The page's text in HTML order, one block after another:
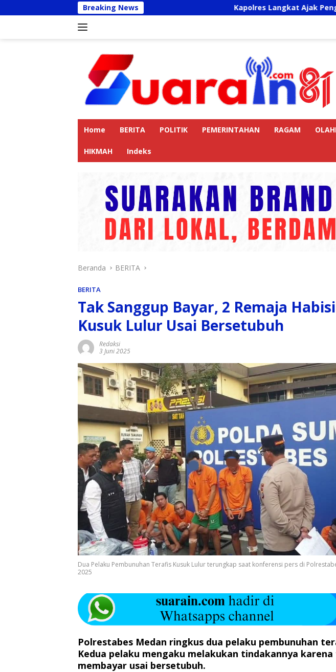
ke
Breaking News Kapolres Langkat Ajak Pengemudi Ojek
Home BERITA POLITIK PEMERINTAHAN RAGAM
HIKMAH Indeks
Beranda BERITA
BERITA
Tak Sanggup Bayar, 2 Remaja
Kusuk Lulur Usai Bersetubuh
Redaksi
3 Juni 2025
Dua Pelaku Pembunuhan Terafis Kusuk Lulur terungkap saat konferensi pers di
2025
Polrestabes Medan ringkus dua pelaku pembunuhan
Kedua pelaku mengaku melakukan tindakannya
membayar usai bersetubuh.